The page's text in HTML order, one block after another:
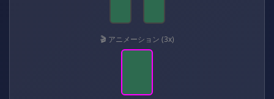
🎬 アニメーション (3x)